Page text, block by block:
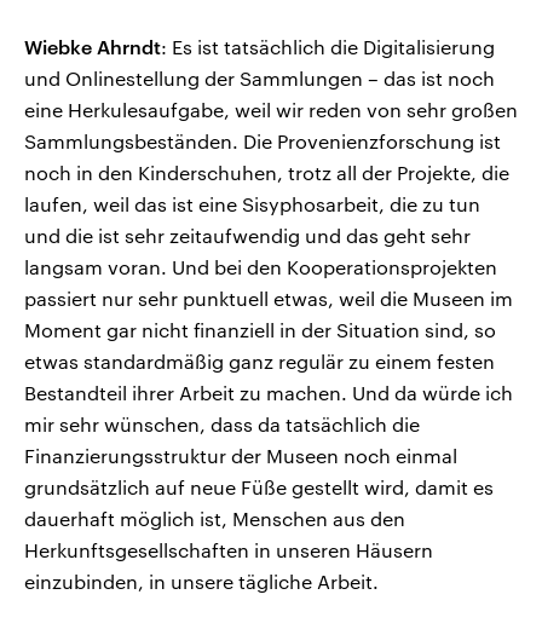
Wiebke Ahrndt: Es ist tatsächlich die Digitalisierung
und Onlinestellung der Sammlungen – das ist noch
eine Herkulesaufgabe, weil wir reden von sehr großen
Sammlungsbeständen. Die Provenienzforschung ist
noch in den Kinderschuhen, trotz all der Projekte, die
laufen, weil das ist eine Sisyphosarbeit, die zu tun
und die ist sehr zeitaufwendig und das geht sehr
langsam voran. Und bei den Kooperationsprojekten
passiert nur sehr punktuell etwas, weil die Museen im
Moment gar nicht finanziell in der Situation sind, so
etwas standardmäßig ganz regulär zu einem festen
Bestandteil ihrer Arbeit zu machen. Und da würde ich
mir sehr wünschen, dass da tatsächlich die
Finanzierungsstruktur der Museen noch einmal
grundsätzlich auf neue Füße gestellt wird, damit es
dauerhaft möglich ist, Menschen aus den
Herkunftsgesellschaften in unseren Häusern
einzubinden, in unsere tägliche Arbeit.